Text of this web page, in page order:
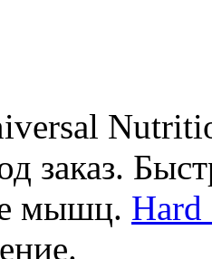
заказ.
мышц. Hard